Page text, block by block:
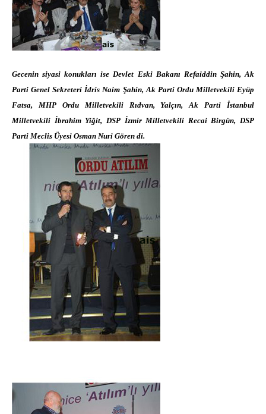
Gecenin siyasi konukları ise Devlet Eski Bakanı Refaiddin Şahin, Ak
Parti Genel Sekreteri İdris Naim Şahin, Ak Parti Ordu Milletvekili Eyüp
Fatsa, MHP Ordu Milletvekili Rıdvan, Yalçın, Ak Parti İstanbul
Milletvekili İbrahim Yiğit, DSP İzmir Milletvekili Recai Birgün, DSP
Parti Meclis Üyesi Osman Nuri Gören di.